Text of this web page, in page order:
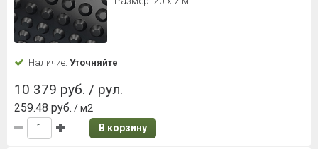
Наличие: Уточняйте
10 379 руб. / рул.
259.48 руб. / м2
В корзину